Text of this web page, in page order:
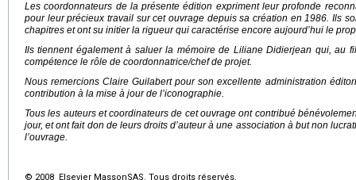
Les coordonnateurs de la présente édition expriment leur profonde
pour leur précieux travail sur cet ouvrage depuis sa création en 1986. Ils
chapitres et ont su initier la rigueur qui caractérise encore aujourd’hui le
Ils tiennent également à saluer la mémoire de Liliane Didierjean qui, au
compétence le rôle de coordonnatrice/chef de projet.
Nous remercions Claire Guilabert pour son excellente administration
contribution à la mise à jour de l’iconographie.
Tous les auteurs et coordinateurs de cet ouvrage ont contribué
jour, et ont fait don de leurs droits d’auteur à une association à but non
l’ouvrage.
© 2008 Elsevier MassonSAS. Tous droits réservés.